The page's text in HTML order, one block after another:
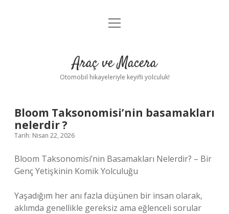
Anasayfa
Yasal Uyarı
menüyü
Araç ve Macera
Otomobil hikayeleriyle keyifli yolculuk!
Bloom Taksonomisi’nin basamakları
nelerdir ?
Tarih: Nisan 22, 2026
Bloom Taksonomisi’nin Basamakları Nelerdir? – Bir
Genç Yetişkinin Komik Yolculuğu
Yaşadığım her anı fazla düşünen bir insan olarak,
aklımda genellikle gereksiz ama eğlenceli sorular